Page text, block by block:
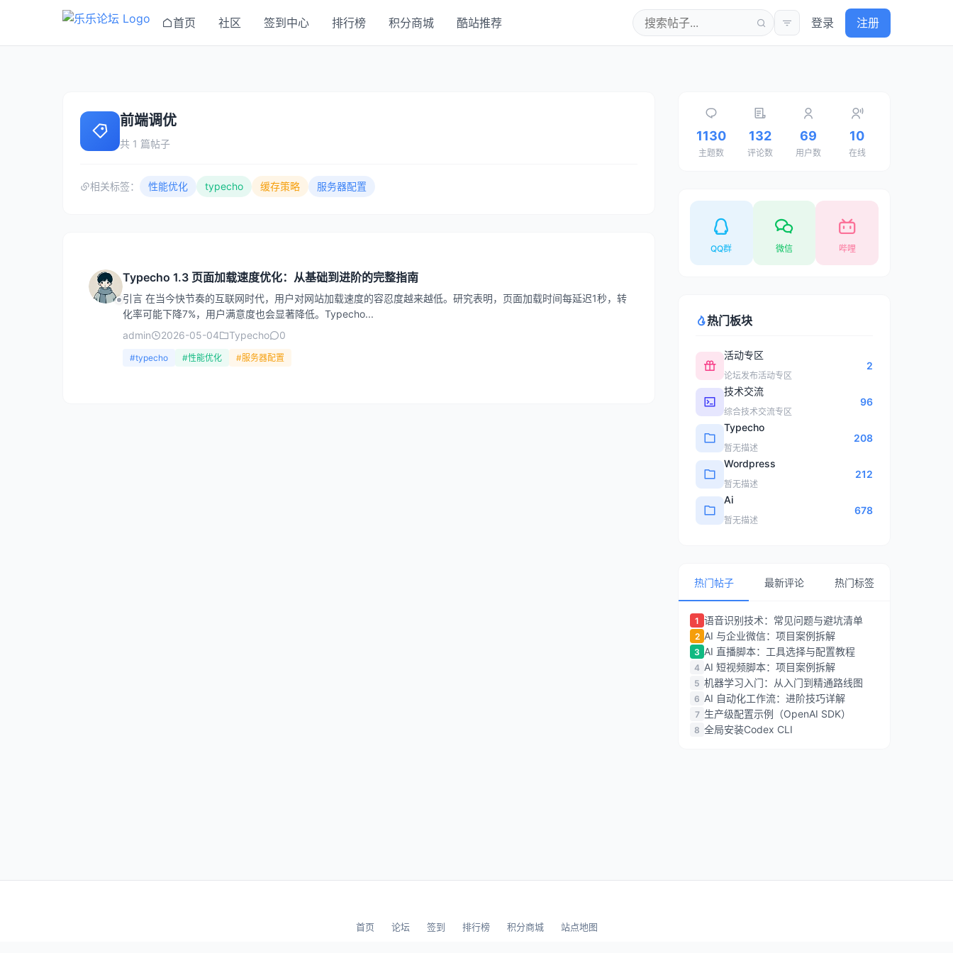
首页 社区 签到中心 排行榜 积分商城 酷站推荐 登录 注册
前端调优
共 1 篇帖子
相关标签： 性能优化 typecho 缓存策略 服务器配置
Typecho 1.3 页面加载速度优化：从基础到进阶的完整指南
引言 在当今快节奏的互联网时代，用户对网站加载速度的容忍度越来越低。研究表明，页面加载时间每延迟1秒，转
化率可能下降7%，用户满意度也会显著降低。Typecho...
admin
2026-05-04 Typecho 0
#typecho #性能优化 #服务器配置
1130
主题数
132
评论数
69
用户数
10
在线
QQ群 微信 哔哩
热门板块
活动专区
论坛发布活动专区
2
技术交流
综合技术交流专区
96
Typecho
暂无描述
208
Wordpress
暂无描述
212
Ai
暂无描述
678
热门帖子 最新评论 热门标签
1 语音识别技术：常见问题与避坑清单
2 AI 与企业微信：项目案例拆解
3 AI 直播脚本：工具选择与配置教程
4 AI 短视频脚本：项目案例拆解
5 机器学习入门：从入门到精通路线图
6 AI 自动化工作流：进阶技巧详解
7 生产级配置示例（OpenAI SDK）
8 全局安装Codex CLI
首页 论坛 签到 排行榜 积分商城 站点地图